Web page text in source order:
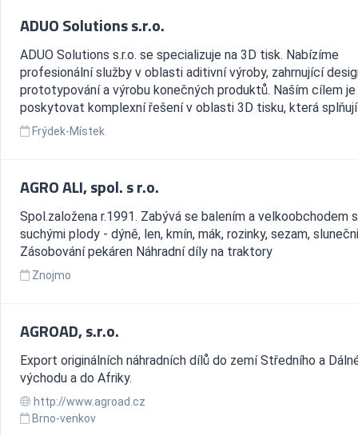
ADUO Solutions s.r.o.
ADUO Solutions s.r.o. se specializuje na 3D tisk. Nabízíme
profesionální služby v oblasti aditivní výroby, zahrnující
prototypování a výrobu konečných produktů. Naším cílem je
poskytovat komplexní řešení v oblasti 3D tisku, která splňují
Frýdek-Místek
AGRO ALI, spol. s r.o.
Spol.založena r.1991. Zabývá se balením a velkoobchodem
suchými plody - dýně, len, kmín, mák, rozinky, sezam,
Zásobování pekáren Náhradní díly na traktory
Znojmo
AGROAD, s.r.o.
Export originálních náhradních dílů do zemí Středního a
východu a do Afriky.
http://www.agroad.cz
Brno-venkov